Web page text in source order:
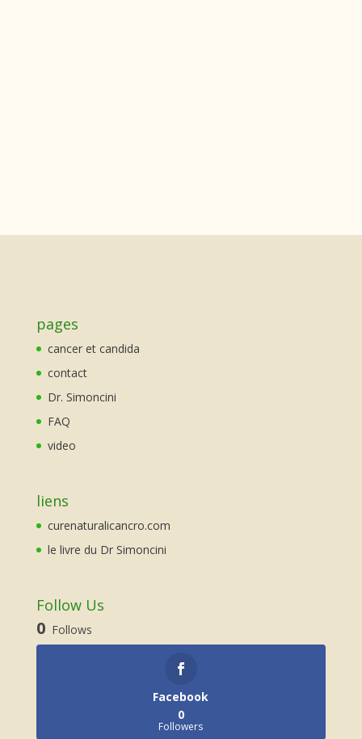
pages
cancer et candida
contact
Dr. Simoncini
FAQ
video
liens
curenaturalicancro.com
le livre du Dr Simoncini
Follow Us
0 Follows
Facebook
0
Followers